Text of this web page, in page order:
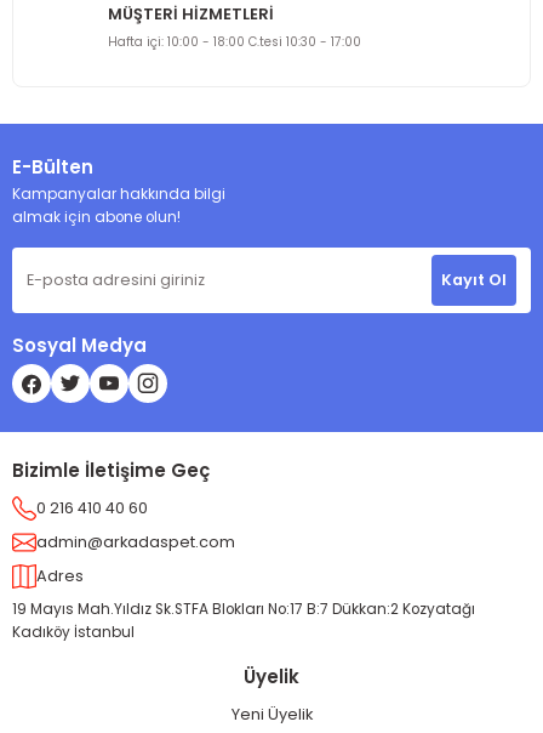
MÜŞTERİ HİZMETLERİ
Hafta içi: 10:00 - 18:00 C.tesi 10:30 - 17:00
E-Bülten
Kampanyalar hakkında bilgi
almak için abone olun!
Kayıt Ol
Sosyal Medya
Bizimle İletişime Geç
0 216 410 40 60
admin@arkadaspet.com
Adres
19 Mayıs Mah.Yıldız Sk.STFA Blokları No:17 B:7 Dükkan:2 Kozyatağı
Kadıköy İstanbul
Üyelik
Yeni Üyelik